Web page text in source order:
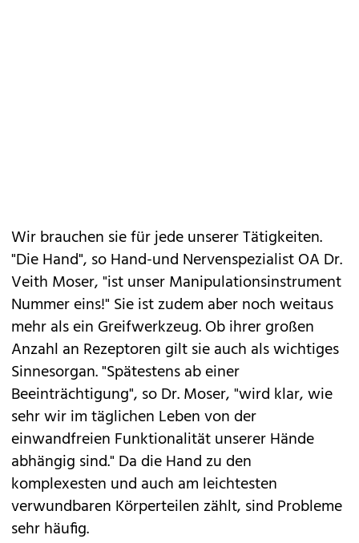
Wir brauchen sie für jede unserer Tätigkeiten.
"Die Hand", so Hand-und Nervenspezialist OA Dr.
Veith Moser, "ist unser Manipulationsinstrument
Nummer eins!" Sie ist zudem aber noch weitaus
mehr als ein Greifwerkzeug. Ob ihrer großen
Anzahl an Rezeptoren gilt sie auch als wichtiges
Sinnesorgan. "Spätestens ab einer
Beeinträchtigung", so Dr. Moser, "wird klar, wie
sehr wir im täglichen Leben von der
einwandfreien Funktionalität unserer Hände
abhängig sind." Da die Hand zu den
komplexesten und auch am leichtesten
verwundbaren Körperteilen zählt, sind Probleme
sehr häufig.